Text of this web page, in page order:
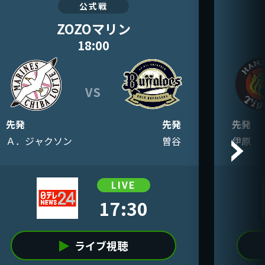
公式戦
ZOZOマリン
18:00
先発
VS
先発
Ａ．ジャクソン
曽谷
LIVE
17:30
ライブ視聴
先発
伊原